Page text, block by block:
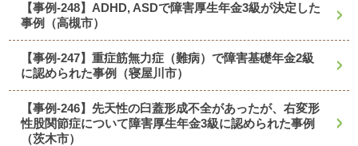
【事例-248】ADHD, ASDで障害厚生年金3級が決定した
事例（高槻市）
【事例-247】重症筋無力症（難病）で障害基礎年金2級
に認められた事例（寝屋川市）
【事例-246】先天性の臼蓋形成不全があったが、右変形
性股関節症について障害厚生年金3級に認められた事例
（茨木市）